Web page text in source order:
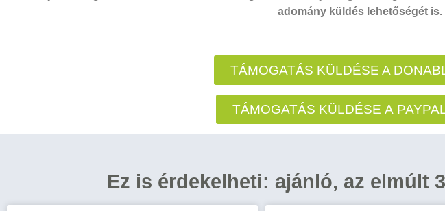
adomány küldés lehetőségét
TÁMOGATÁS KÜLDÉSE A
TÁMOGATÁS KÜLDÉSE A
Ez is érdekelheti: ajánló, az elmúlt